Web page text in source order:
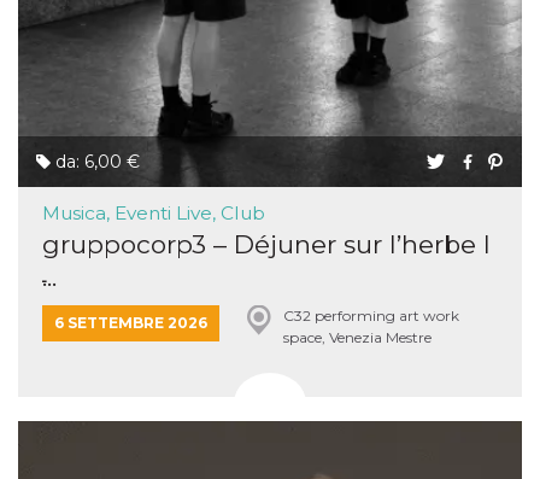
da: 6,00 €
Musica, Eventi Live, Club
gruppocorp3 – Déjuner sur l’herbe I
̵...
6 SETTEMBRE 2026
C32 performing art work
space, Venezia Mestre